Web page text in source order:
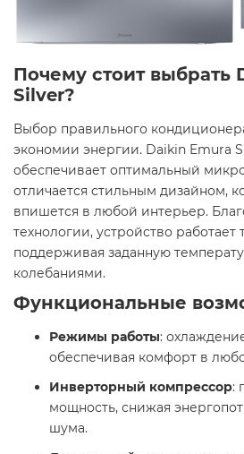
Почему стоит выбрать
Silver?
Выбор правильного
экономии энергии. Daikin Emura
обеспечивает оптимальный
отличается стильным дизайном,
впишется в любой интерьер.
технологии, устройство
поддерживая заданную
колебаниями. ​
Функциональные
Режимы работы:
обеспечивая комфорт в
Инверторный компрессор:
мощность, снижая
шума.​